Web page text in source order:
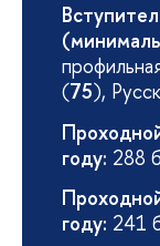
(75),
году: 288
году: 241